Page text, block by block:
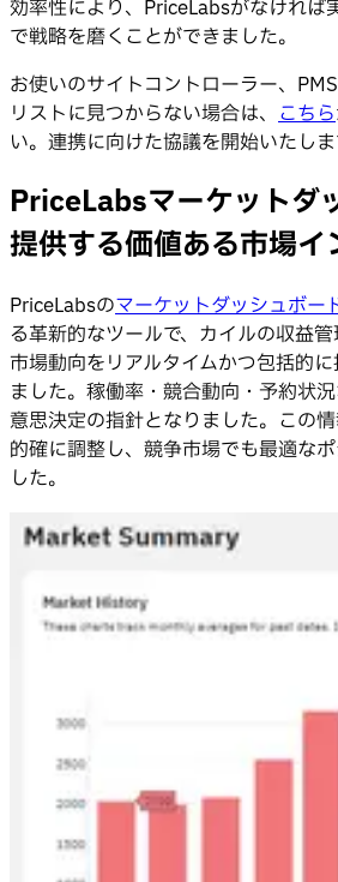
効率性により、PriceLabsがなければ
で戦略を磨くことができました。
お使いのサイトコントローラー、
リストに見つからない場合は、 こちら
い。連携に向けた協議を開始いたしま
PriceLabsマーケットダ
提供する価値ある市場イ
PriceLabsのマーケットダッシュボー
る革新的なツールで、カイルの収益管
市場動向をリアルタイムかつ包括的
ました。稼働率・競合動向・予約状況
意思決定の指針となりました。この
的確に調整し、競争市場でも最適な
した。